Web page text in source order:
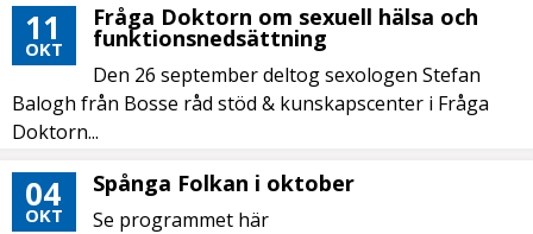
11
OKT
Fråga Doktorn om sexuell hälsa och
funktionsnedsättning
Den 26 september deltog sexologen Stefan
Balogh från Bosse råd stöd & kunskapscenter i Fråga
Doktorn...
04
OKT
Spånga Folkan i oktober
Se programmet här